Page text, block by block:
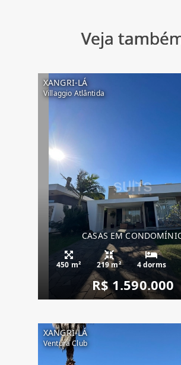
Veja
XANGRI-LÁ
Villaggio Atlântida
CASAS EM
450 m² 219 m² 4 dorms
R$ 1.590.000
XANGRI-LÁ
Ventura Club